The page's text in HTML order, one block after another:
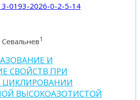
0193-2026-0-2-5-14
Севальнев1
И
СВОЙСТВ ПРИ
ЦИКЛИРОВАНИИ
ВЫСОКОАЗОТИСТОЙ